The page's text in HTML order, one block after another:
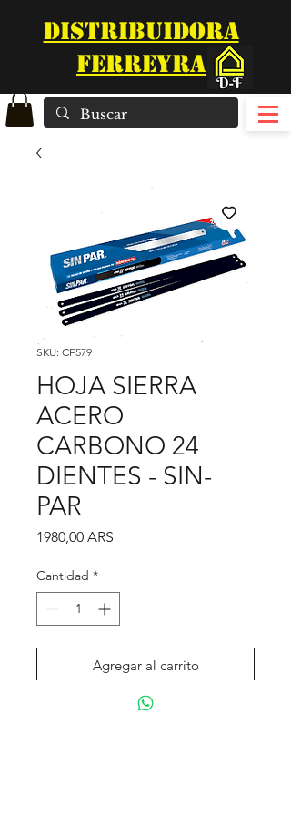
DISTRIBUIDORA
FERREYRA
SKU: CF579
HOJA SIERRA
ACERO
CARBONO 24
DIENTES - SIN-
PAR
1980,00 ARS
Cantidad *
Agregar al carrito
Realizar compra